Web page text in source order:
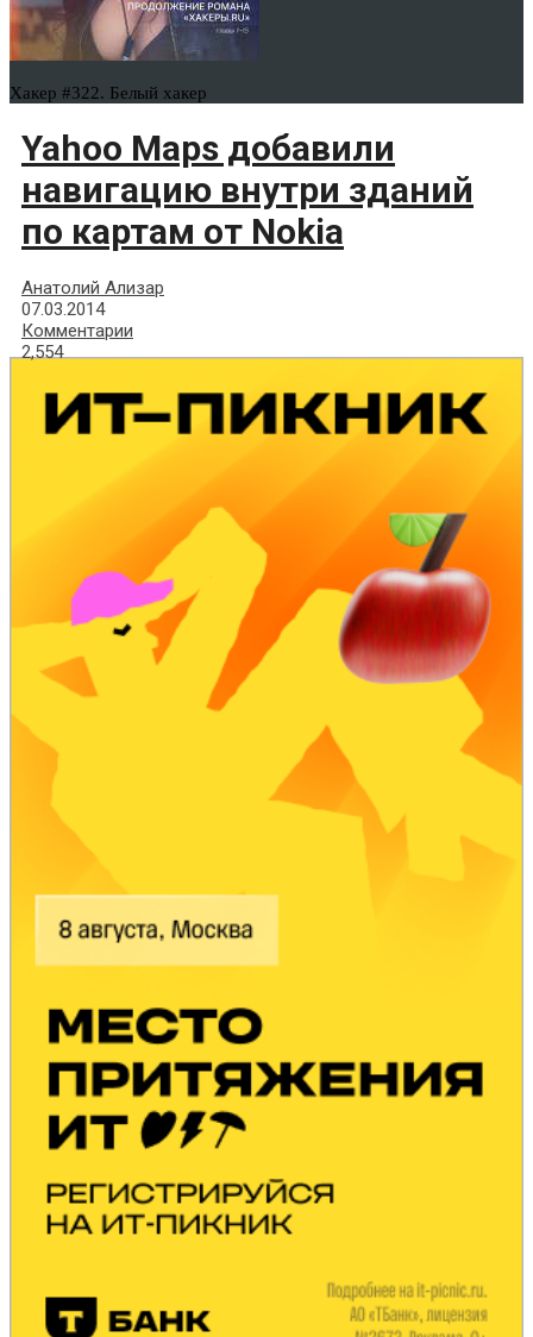
Хакер #322. Белый хакер
Yahoo Maps добавили
навигацию внутри зданий
по картам от Nokia
Анатолий Ализар
07.03.2014
Комментарии
2,554